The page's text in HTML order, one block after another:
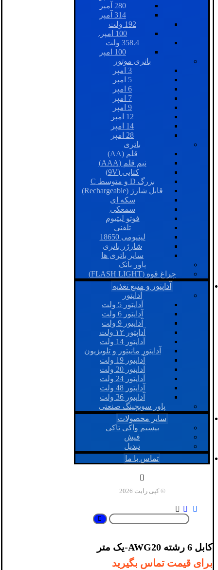
280 آمپر
314 آمپر
192 ولت
100 امپر.
358.4 ولت
100 امپر
باتری موتور
3 امپر
5 امپر
6 امپر
7 امپر
9 امپر
12 امپر
14 امپر
28 امپر
باتری
قلم (AA)
نیم قلم (AAA)
کتابی (9V)
بزرگ D و متوسط C
قابل شارژ (Rechargeable)
سکه ای
سمعکی
فوتو لیتیوم
تلفنی
لیتیومی 18650
شارژر باتری
سایر باتری ها
پاور بانک
چراغ قوه (FLASH LIGHT)
آداپتور و منبع تغذیه
آداپتور
آداپتور 5 ولت
آداپتور 6 ولت
آداپتور 9 ولت
آداپتور ۱۲ ولت
آداپتور 14 ولت
آداپتور مانیتور و تلویزیون
آداپتور 19 ولت
آداپتور 20 ولت
آداپتور 24 ولت
آداپتور 48 ولت
آداپتور 36 ولت
پاور سویچینگ صنعتی
سایر محصولات
بیسیم واکی تاکی
فیش
تبدیل
تماس با ما
© کپی رایت 2026
کابل 6 رشته AWG20-یک متر
برای قیمت تماس بگیرید